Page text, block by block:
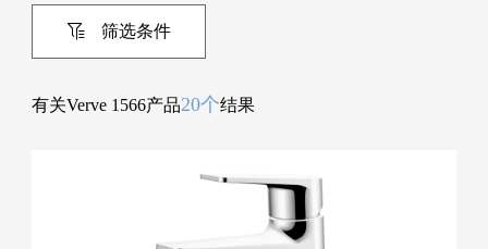
筛选条件
有关Verve 1566产品20个结果